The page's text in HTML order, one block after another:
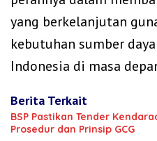
yang berkelanjutan
kebutuhan sumber
Indonesia di masa
Berita Terkait
BSP Pastikan Tender
Prosedur dan Prinsip GCG